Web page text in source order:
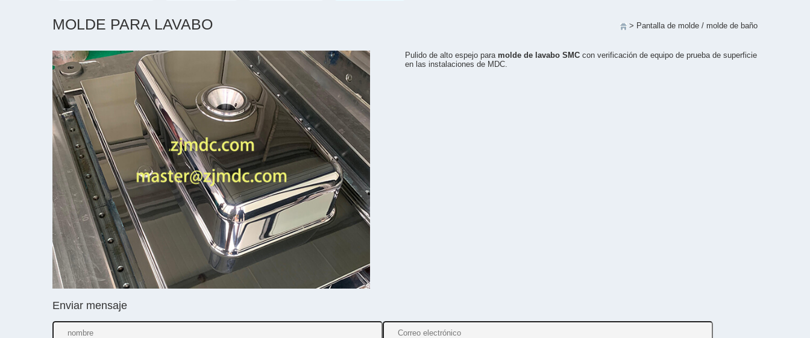
MOLDE PARA LAVABO > Pantalla de molde / molde de baño
Pulido de alto espejo para molde de lavabo SMC con verificación de equipo de prueba de superficie
en las instalaciones de MDC.
Enviar mensaje